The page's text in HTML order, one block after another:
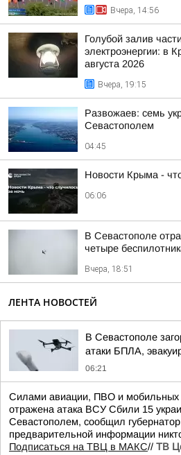
Вчера, 14:56
Голубой залив
электроэнергии: в
августа 2026
Вчера, 19:15
Развожаев: семь
Севастополем
04:45
Новости Крыма -
06:06
В Севастополе
четыре
Вчера, 18:51
ЛЕНТА НОВОСТЕЙ
В Севастополе
атаки БПЛА,
06:21
Силами авиации, ПВО и мобильных
отражена атака ВСУ Сбили 15
Севастополем, сообщил
предварительной информации
Подписаться на ТВЦ в МАКС// ТВ